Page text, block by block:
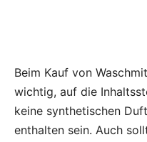
Beim Kauf von
wichtig, auf die
keine synthetischen
enthalten sein. Auch